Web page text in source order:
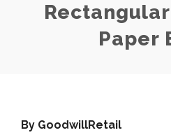
Paper
By GoodwillRetail